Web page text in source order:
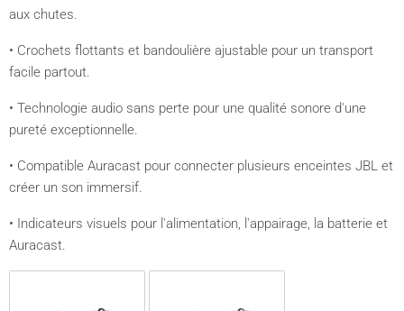
aux chutes.
• Crochets flottants et bandoulière ajustable pour un transport
facile partout.
• Technologie audio sans perte pour une qualité sonore d'une
pureté exceptionnelle.
• Compatible Auracast pour connecter plusieurs enceintes JBL et
créer un son immersif.
• Indicateurs visuels pour l'alimentation, l'appairage, la batterie et
Auracast.